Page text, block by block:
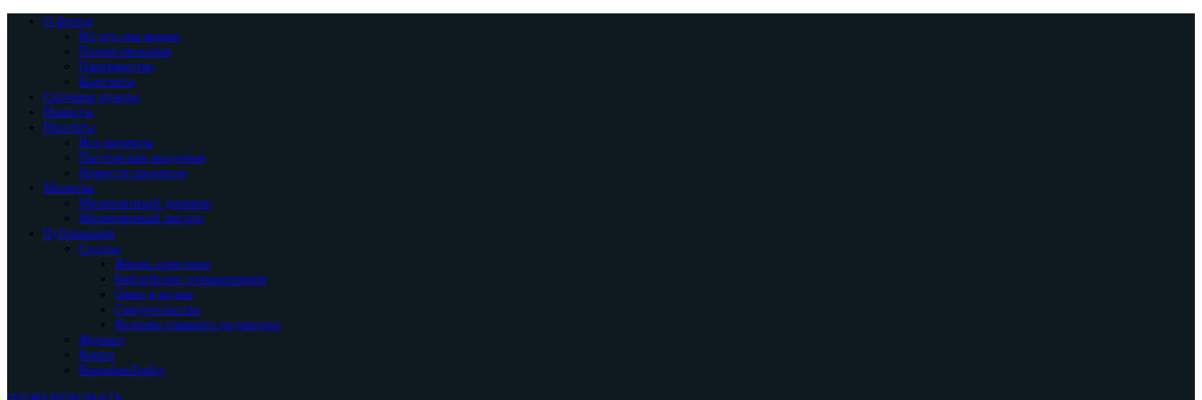
О фонде
Во что мы верим
Пожертвования
Партнерство
Контакты
Срочные нужды
Новости
Проекты
Все проекты
Пасторская академия
Новости проектов
Молитва
Молитвенный дневник
Молитвенный листок
Публикации
Статьи
Жизнь христиан
Библейские размышления
Окно в ислам
Свидетельства
Колонка главного редактора
Журнал
Книги
BarnabasToday